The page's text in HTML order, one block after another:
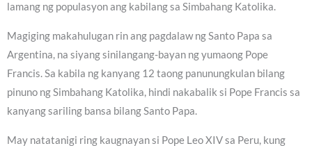
lamang ng populasyon ang kabilang sa Simbahang Katolika.
Magiging makahulugan rin ang pagdalaw ng Santo Papa sa
Argentina, na siyang sinilangang-bayan ng yumaong Pope
Francis. Sa kabila ng kanyang 12 taong panunungkulan bilang
pinuno ng Simbahang Katolika, hindi nakabalik si Pope Francis sa
kanyang sariling bansa bilang Santo Papa.
May natatanigi ring kaugnayan si Pope Leo XIV sa Peru, kung